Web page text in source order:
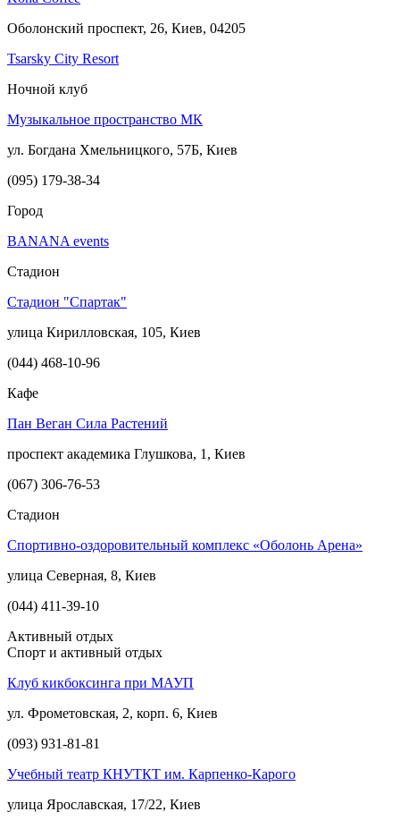
Оболонский проспект, 26, Киев, 04205
Tsarsky City Resort​
Ночной клуб
Музыкальное пространство МК
ул. Богдана Хмельницкого, 57Б, Киев
(095) 179-38-34
Город
BANANA events
Стадион
Стадион "Спартак"
улица Кирилловская, 105, Киев
(044) 468-10-96
Кафе
Пан Веган Сила Растений
проспект академика Глушкова, 1, Киев
(067) 306-76-53
Стадион
Спортивно-оздоровительный комплекс «Оболонь Арена»
улица Северная, 8, Киев
(044) 411-39-10
Активный отдых
Спорт и активный отдых
Клуб кикбоксинга при МАУП
ул. Фрометовская, 2, корп. 6, Киев
(093) 931-81-81
Учебный театр КНУТКТ им. Карпенко-Карого
улица Ярославская, 17/22, Киев